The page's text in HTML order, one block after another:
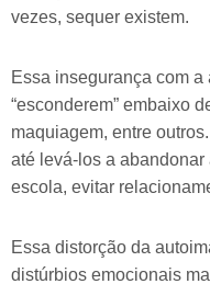
vezes, sequer existem.
Essa insegurança com
“esconderem” embaixo
maquiagem, entre
até levá-los a
escola, evitar
Essa distorção da
distúrbios emocionais